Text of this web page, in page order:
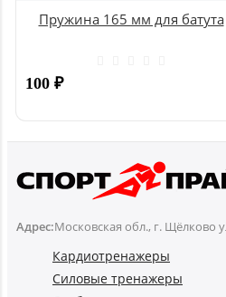
Пружина 165 мм для батута
100 ₽
Адрес:Московская обл., г. Щёлково
Кардиотренажеры
Силовые тренажеры